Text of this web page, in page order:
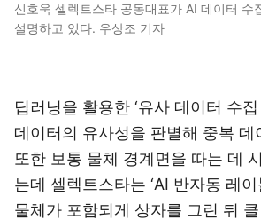
신호욱 셀렉트스타 공동대표가 AI 데이터 수
설명하고 있다. 우상조 기자
딥러닝을 활용한 ‘유사 데이터 수집
데이터의 유사성을 판별해 중복 데
또한 보통 물체 경계면을 따는 데
는데 셀렉트스타는 ‘AI 반자동 레이
물체가 포함되게 상자를 그린 뒤